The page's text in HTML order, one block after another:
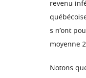
revenu
s n’ont
moyenne
Notons